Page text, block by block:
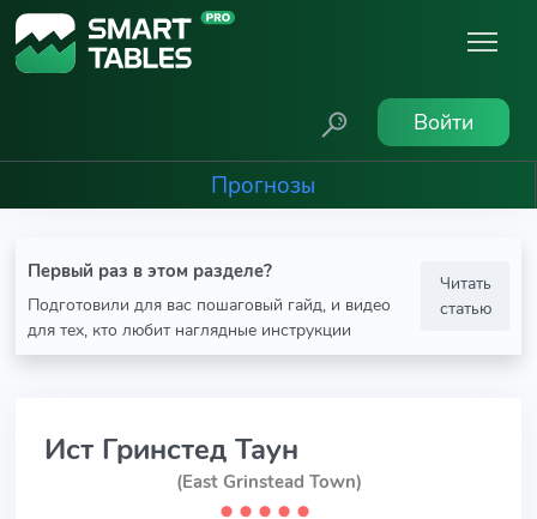
Войти
Прогнозы
Первый раз в этом разделе?
Подготовили для вас пошаговый гайд, и видео
для тех, кто любит наглядные инструкции
Читать
статью
Ист Гринстед Таун
(East Grinstead Town)
⬤ ⬤ ⬤ ⬤ ⬤